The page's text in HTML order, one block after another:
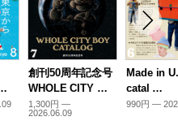
創刊50周年記念号
WHOLE CITY …
1,300円 —
2026.06.09
Made in
catal …
990円 —